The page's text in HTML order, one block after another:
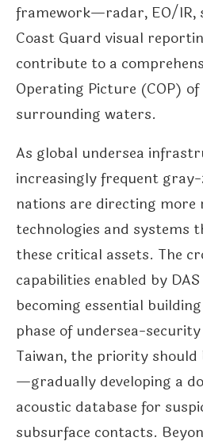
framework—radar, EO/IR,
Coast Guard visual
contribute to a
Operating Picture (COP) of
surrounding waters.
As global undersea
increasingly frequent
nations are directing more
technologies and systems
these critical assets. The
capabilities enabled by
becoming essential
phase of undersea-
Taiwan, the priority
—gradually developing a
acoustic database for
subsurface contacts.